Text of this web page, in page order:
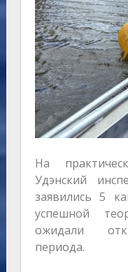
На
Удэнский
заявились 5
успешной
ожидали
периода.